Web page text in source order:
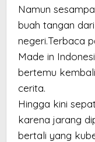
Namun
buah tangan
negeri.Terbaca
Made in
bertemu
cerita.
Hingga kini
karena jarang
bertali yang